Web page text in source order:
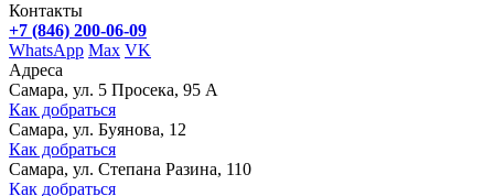
Контакты
+7 (846) 200-06-09
WhatsApp Max VK
Адреса
Самара, ул. 5 Просека, 95 А
Как добраться
Самара, ул. Буянова, 12
Как добраться
Самара, ул. Степана Разина, 110
Как добраться